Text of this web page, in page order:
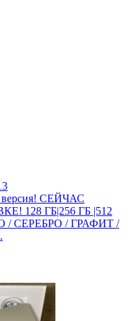
версия! СЕЙЧАС
128 ГБ|256 ГБ |512
/ СЕРЕБРО / ГРАФИТ /